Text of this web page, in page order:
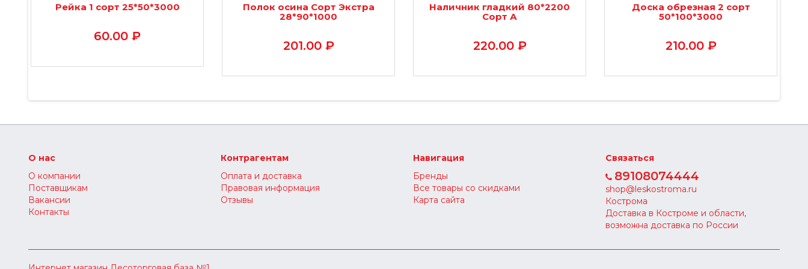
Рейка 1 сорт 25*50*3000
60.00 ₽
Полок осина Сорт Экстра
28*90*1000
201.00 ₽
Наличник гладкий 80*2200
Сорт А
220.00 ₽
Доска обрезная 2 сорт
50*100*3000
210.00 ₽
О нас
О компании
Поставщикам
Вакансии
Контакты
Контрагентам
Оплата и доставка
Правовая информация
Отзывы
Навигация
Бренды
Все товары со скидками
Карта сайта
Связаться
89108074444
shop@leskostroma.ru
Кострома
Доставка в Костроме и области,
возможна доставка по России